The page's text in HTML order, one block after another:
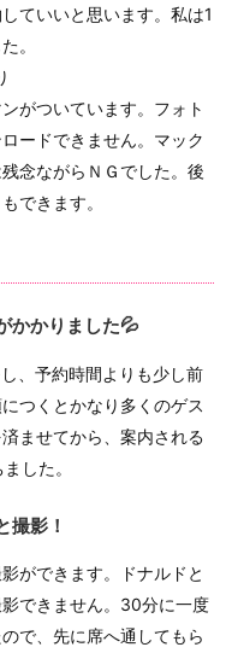
ていいと思います。私は1
。
がついています。フォト
ードできません。マック
念ながらＮＧでした。後
できます。
かかりました💦
、予約時間よりも少し前
つくとかなり多くのゲス
ませてから、案内される
した。
撮影！
ができます。ドナルドと
できません。30分に一度
で、先に席へ通してもら